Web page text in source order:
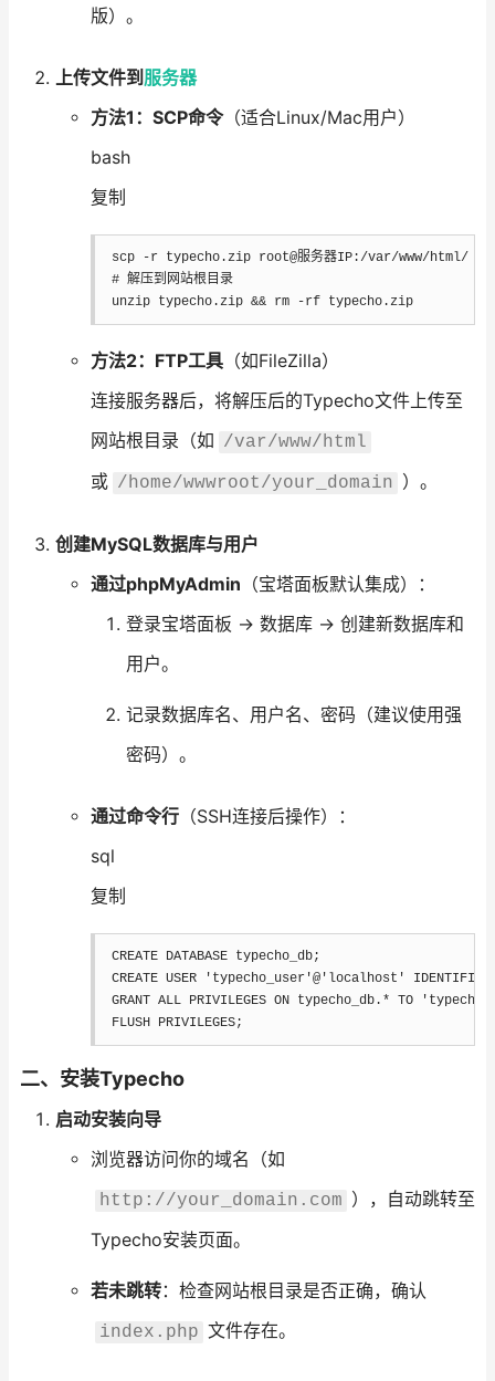
版）。
上传文件到 服务器
方法1：SCP命令（适合Linux/Mac用户）
bash
复制
scp -r
# 解压到网站根目录
unzip typecho.zip && rm -rf typecho.zip
方法2：FTP工具（如FileZilla）
连接服务器后，将解压后的Typecho文件上传至
网站根目录（如 /var/www/html
或 /home/wwwroot/your_domain ）。
创建MySQL数据库与用户
通过phpMyAdmin （宝塔面板默认集成）：
登录宝塔面板 → 数据库 → 创建新数据库和
用户。
记录数据库名、用户名、密码（建议使用强
密码）。
通过命令行（SSH连接后操作）：
sql
复制
CREATE DATABASE typecho_db;
CREATE USER 'typecho_user'@'localhost'
GRANT ALL PRIVILEGES ON typecho_db. * TO
FLUSH PRIVILEGES;
二、安装Typecho
启动安装向导
浏览器访问你的域名（如
http://your_domain.com ），自动跳转至
Typecho安装页面。
若未跳转：检查网站根目录是否正确，确认
index.php 文件存在。